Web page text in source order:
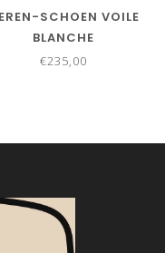
SCHOEN VOILE
BLANCHE
€235,00